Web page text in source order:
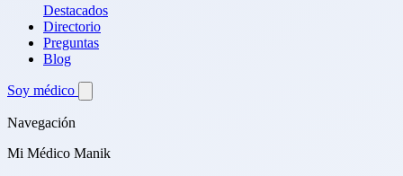
Destacados
Directorio
Preguntas
Blog
Soy médico
Navegación
Mi Médico Manik